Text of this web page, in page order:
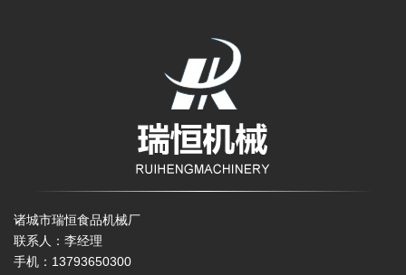
诸城市瑞恒食品机械厂
联系人：李经理
手机：13793650300